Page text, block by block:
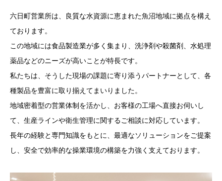
六日町営業所は、良質な水資源に恵まれた魚沼地域に拠点を構え
ております。
この地域には食品製造業が多く集まり、洗浄剤や殺菌剤、水処理
薬品などのニーズが高いことが特長です。
私たちは、そうした現場の課題に寄り添うパートナーとして、各
種製品を豊富に取り揃えてまいりました。
地域密着型の営業体制を活かし、お客様の工場へ直接お伺いし
て、生産ラインや衛生管理に関するご相談に対応しています。
長年の経験と専門知識をもとに、最適なソリューションをご提案
し、安全で効率的な操業環境の構築を力強く支えております。